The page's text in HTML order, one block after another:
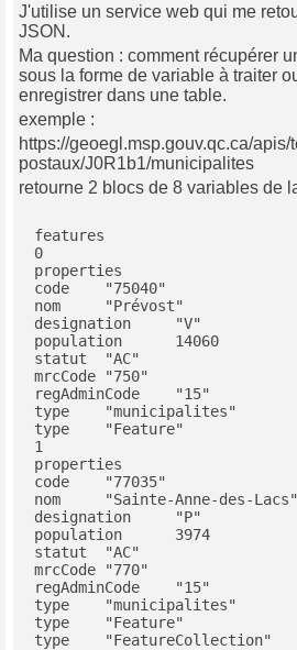
J'utilise un service web qui me
JSON.
Ma question : comment récupérer
sous la forme de variable à traiter
enregistrer dans une table.
exemple :
https://geoegl.msp.gouv.qc.ca/apis/
postaux/J0R1b1/municipalites
retourne 2 blocs de 8 variables de
features
0
properties
code	"75040"
nom	"Prévost"
designation	"V"
population	14060
statut	"AC"
mrcCode	"750"
regAdminCode	"15"
type	"municipalites"
type	"Feature"
1
properties
code	"77035"
nom	"Sainte-Anne-des-Lacs"
designation	"P"
population	3974
statut	"AC"
mrcCode	"770"
regAdminCode	"15"
type	"municipalites"
type	"Feature"
type	"FeatureCollection"